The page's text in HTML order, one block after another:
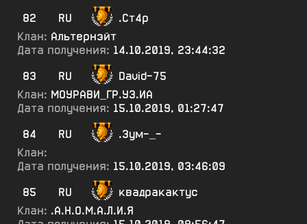
82
RU
.Ст4р
Клан: Альтернэйт
Дата получения: 14.10.2019, 23:44:32
83
RU
David-75
Клан: МОУРАВИ_ГР.УЗ.ИА
Дата получения: 15.10.2019, 01:27:47
84
RU
.Зум-_-
Клан:
Дата получения: 15.10.2019, 03:46:09
85
RU
квадракактус
Клан: .А.Н.О.М.А.Л.И.Я